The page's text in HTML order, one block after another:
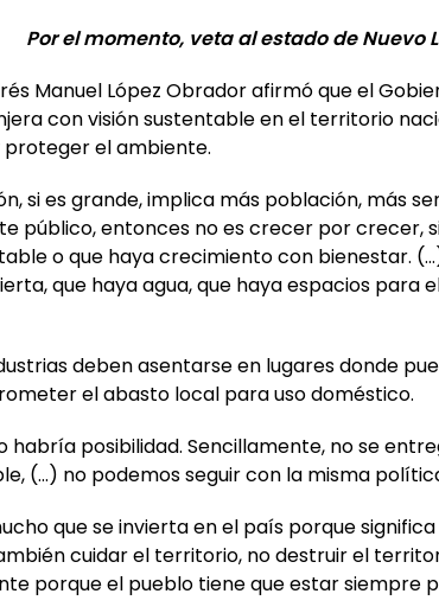
Por el momento, veta al estado de Nuevo
Manuel López Obrador afirmó que el
con visión sustentable en el territorio
el ambiente.
si es grande, implica más población, más
público, entonces no es crecer por crecer,
o que haya crecimiento con bienestar.
que haya agua, que haya espacios para
deben asentarse en lugares donde
el abasto local para uso doméstico.
habría posibilidad. Sencillamente, no se
(…) no podemos seguir con la misma
que se invierta en el país porque
cuidar el territorio, no destruir el
porque el pueblo tiene que estar siempre